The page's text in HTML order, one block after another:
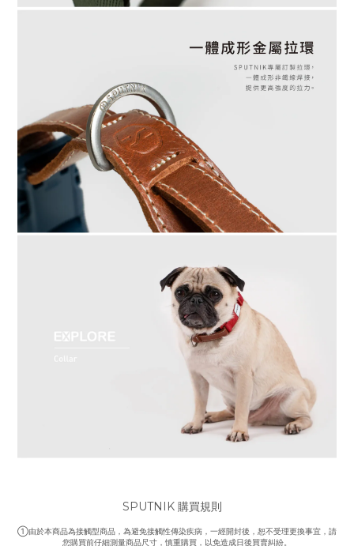
SPUTNIK 購買規則
①由於本商品為接觸型商品，為避免接觸性傳染疾病，一經開封後，恕不受理更換事宜， 請
您購買前仔細測量商品尺寸，慎重購買，以免造成日後買賣糾紛。